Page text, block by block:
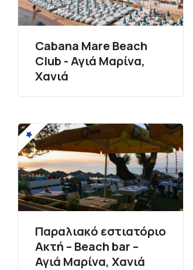
Cabana Mare Beach
Club - Αγιά Μαρίνα,
Χανιά
Παραλιακό εστιατόριο
Ακτή – Beach bar –
Αγιά Μαρίνα, Χανιά